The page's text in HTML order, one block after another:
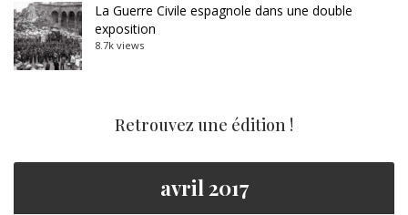
La Guerre Civile espagnole dans une double
exposition
8.7k views
Retrouvez une édition !
avril 2017